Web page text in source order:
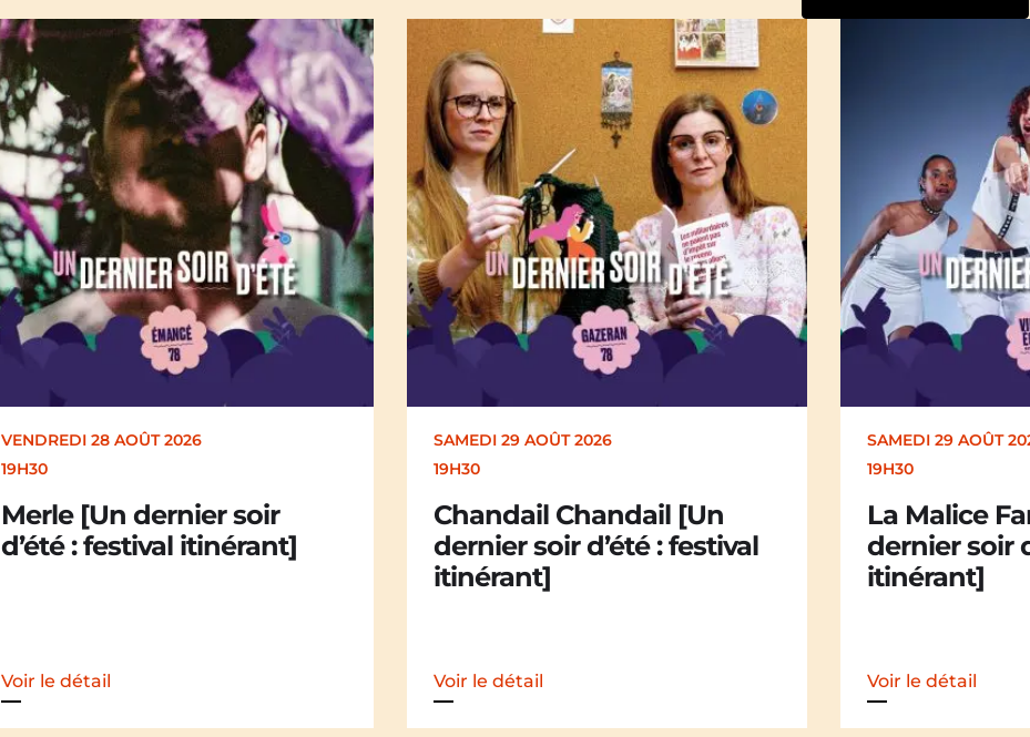
SAMEDI 29 AOÛT 2026
19H30
Chandail Chandail [Un
dernier soir d’été : festival
Voir le détail
SAMEDI 29 AOÛT 2026
19H30
La Malice Family [Un
dernier soir d’été : festival
itinérant]
Voir le détail
DIMANCHE 30
17H00
Kakamü
d’été :
Voir le détail